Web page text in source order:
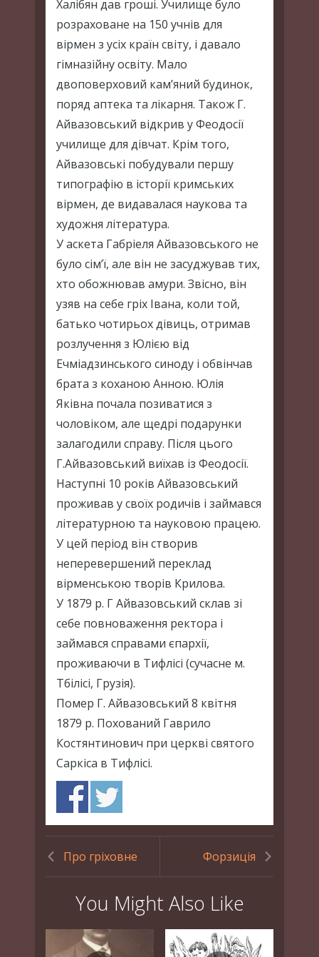
Халібян дав гроші. Училище було
розраховане на 150 учнів для
вірмен з усіх країн світу, і давало
гімназійну освіту. Мало
двоповерховий кам’яний будинок,
поряд аптека та лікарня. Також Г.
Айвазовський відкрив у Феодосії
училище для дівчат. Крім того,
Айвазовські побудували першу
типографію в історії кримських
вірмен, де видавалася наукова та
художня література.
У аскета Габріеля Айвазовського не
було сім’ї, але він не засуджував тих,
хто обожнював амури. Звісно, він
узяв на себе гріх Івана, коли той,
батько чотирьох дівиць, отримав
розлучення з Юлією від
Ечміадзинського синоду і обвінчав
брата з коханою Анною. Юлія
Яківна почала позиватися з
чоловіком, але щедрі подарунки
залагодили справу. Після цього
Г.Айвазовський виїхав із Феодосії.
Наступні 10 років Айвазовський
проживав у своїх родичів і займався
літературною та науковою працею.
У цей період він створив
неперевершений переклад
вірменською творів Крилова.
У 1879 р. Г Айвазовський склав зі
себе повноваження ректора і
займався справами єпархії,
проживаючи в Тифлісі (сучасне м.
Тбілісі, Грузія).
Помер Г. Айвазовський 8 квітня
1879 р. Похований Гаврило
Костянтинович при церкві святого
Саркіса в Тифлісі.
Про гріховне Форзиція
You Might Also Like